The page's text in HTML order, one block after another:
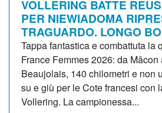
VOLLERING BATTE
PER NIEWIADOMA
TRAGUARDO. LONGO
Tappa fantastica e combattuta la
France Femmes 2026: da
Beaujolais, 140 chilometri e non
su e giù per le Cote francesi con
Vollering. La campionessa...